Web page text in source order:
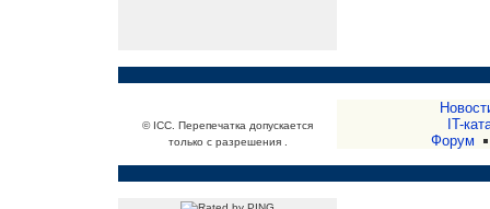
© ICC. Перепечатка допускается
только с разрешения .
IT-
Форум